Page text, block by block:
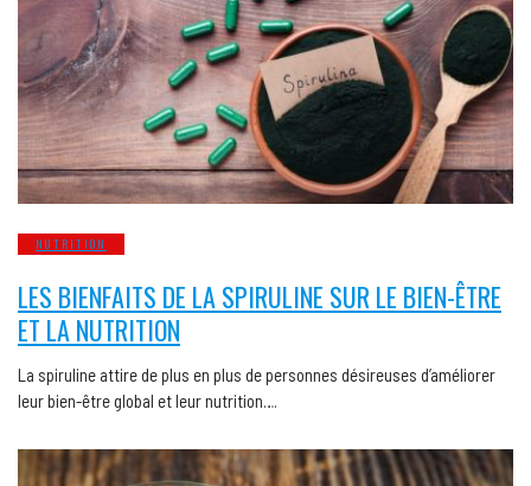
NUTRITION
LES BIENFAITS DE LA SPIRULINE SUR LE BIEN-ÊTRE
ET LA NUTRITION
La spiruline attire de plus en plus de personnes désireuses d’améliorer
leur bien-être global et leur nutrition….